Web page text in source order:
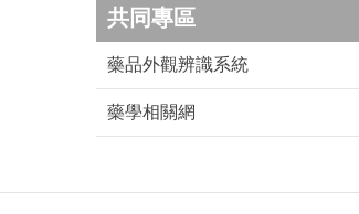
共同專區
藥品外觀辨識系統
藥學相關網